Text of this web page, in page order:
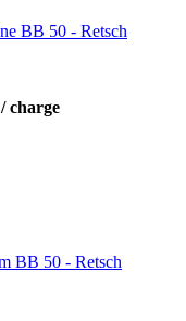
BB 50 - Retsch
charge
BB 50 - Retsch